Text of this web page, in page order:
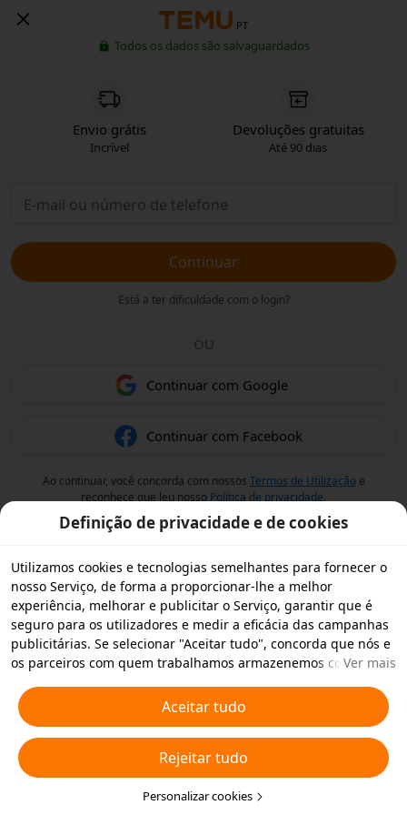
PT
Todos os dados são salvaguardados
Envio grátis
Incrível
Devoluções gratuitas
Até 90 dias
Continuar
Está a ter dificuldade com o login?
OU
Continuar com Google
Continuar com Facebook
Ao continuar, você concorda com nossos Termos de Utilizaçãoe
reconhece que leu nosso Política de privacidade.
Definição de privacidade e de cookies
Utilizamos cookies e tecnologias semelhantes para fornecer o
nosso Serviço, de forma a proporcionar-lhe a melhor
experiência, melhorar e publicitar o Serviço, garantir que é
seguro para os utilizadores e medir a eficácia das campanhas
publicitárias. Se selecionar "Aceitar tudo", concorda que nós e
os parceiros com quem trabalhamos armazenemos cookies e
publicitários. Também pode "Rejeitar todos" os cookies não
essenciais ou escolher os tipos de cookies que pretende
aceitar ou desativar clicando em "Personalizar cookies" abaixo
ou em qualquer altura nas suas definições de privacidade.
Para obter mais informações, consulte a nossaPolítica relativa
a Cookies e Tecnologias Semelhantes.
Ver mais
Aceitar tudo
Rejeitar tudo
Personalizar cookies